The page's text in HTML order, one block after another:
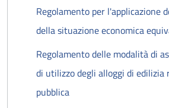
Regolamento per l'applicazione
della situazione economica
Regolamento delle modalità di
di utilizzo degli alloggi di edilizia
pubblica